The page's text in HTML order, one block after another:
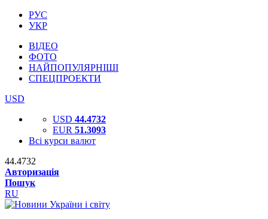
РУС
УКР
ВІДЕО
ФОТО
НАЙПОПУЛЯРНІШІ
СПЕЦПРОЕКТИ
USD
USD 44.4732
EUR 51.3093
Всі курси валют
44.4732
Авторизація
Пошук
RU